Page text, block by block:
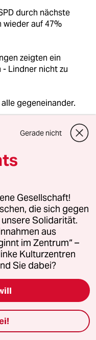
durch nächste
auf 47%
zeigten ein
Lindner nicht zu
gegeneinander.
Spahn und
Lindner
- er und Spahn
Agenda. Man
Macron-
Gerade nicht
Gesellschaft!
die sich gegen
Solidarität.
aus
im Zentrum“ –
Kulturzentren
Sie dabei?